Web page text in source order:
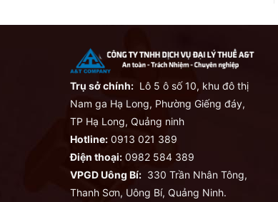
Trụ sở chính: Lô 5 ô số 10, khu đô thị
Nam ga Hạ Long, Phường Giếng đáy,
TP Hạ Long, Quảng ninh
Hotline: 0913 021 389
Điện thoại: 0982 584 389
VPGD Uông Bí: 330 Trần Nhân Tông,
Thanh Sơn, Uông Bí, Quảng Ninh.